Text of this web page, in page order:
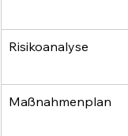
Risikoanalyse
Maßnahmenplan